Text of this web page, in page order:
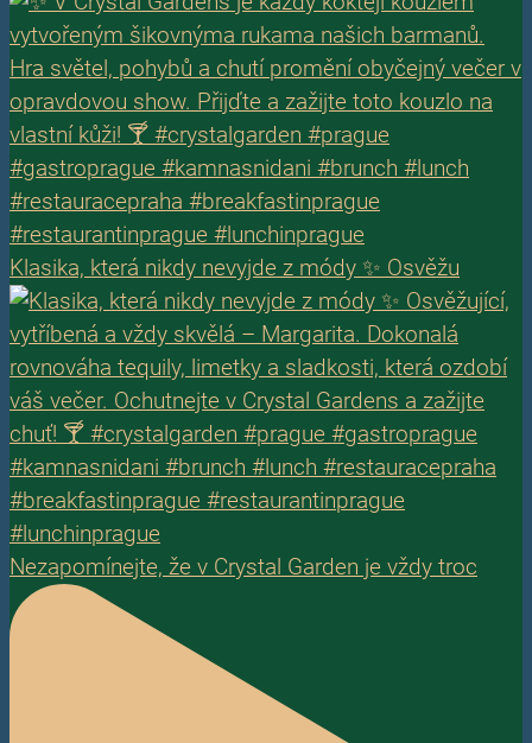
Klasika, která nikdy nevyjde z módy ✨ Osvěžu
Nezapomínejte, že v Crystal Garden je vždy troc